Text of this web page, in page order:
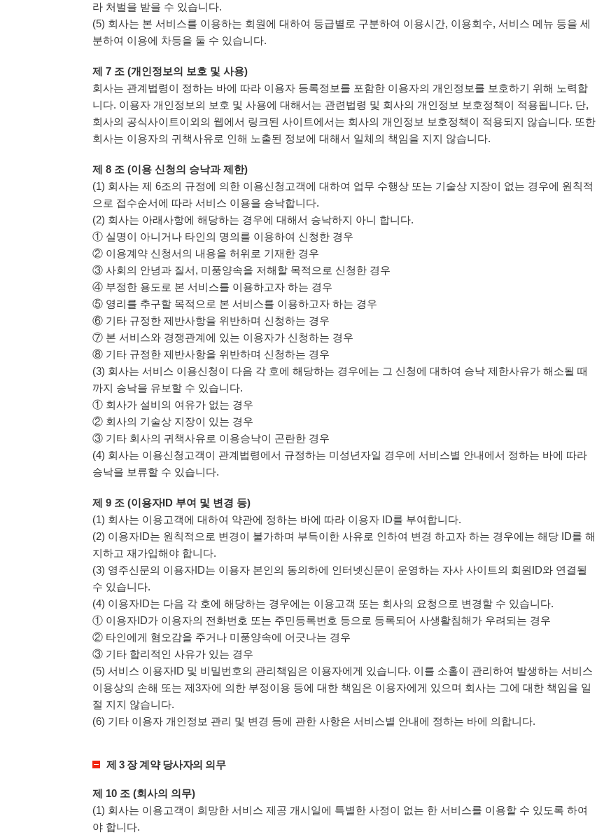
라 처벌을 받을 수 있습니다.
(5) 회사는 본 서비스를 이용하는 회원에 대하여 등급별로 구분하여 이용시간, 이용회수, 서비스 메뉴 등을 세
분하여 이용에 차등을 둘 수 있습니다.
제 7 조 (개인정보의 보호 및 사용)
회사는 관계법령이 정하는 바에 따라 이용자 등록정보를 포함한 이용자의 개인정보를 보호하기 위해 노력합
니다. 이용자 개인정보의 보호 및 사용에 대해서는 관련법령 및 회사의 개인정보 보호정책이 적용됩니다. 단,
회사의 공식사이트이외의 웹에서 링크된 사이트에서는 회사의 개인정보 보호정책이 적용되지 않습니다. 또한
회사는 이용자의 귀책사유로 인해 노출된 정보에 대해서 일체의 책임을 지지 않습니다.
제 8 조 (이용 신청의 승낙과 제한)
(1) 회사는 제 6조의 규정에 의한 이용신청고객에 대하여 업무 수행상 또는 기술상 지장이 없는 경우에 원칙적
으로 접수순서에 따라 서비스 이용을 승낙합니다.
(2) 회사는 아래사항에 해당하는 경우에 대해서 승낙하지 아니 합니다.
① 실명이 아니거나 타인의 명의를 이용하여 신청한 경우
② 이용계약 신청서의 내용을 허위로 기재한 경우
③ 사회의 안녕과 질서, 미풍양속을 저해할 목적으로 신청한 경우
④ 부정한 용도로 본 서비스를 이용하고자 하는 경우
⑤ 영리를 추구할 목적으로 본 서비스를 이용하고자 하는 경우
⑥ 기타 규정한 제반사항을 위반하며 신청하는 경우
⑦ 본 서비스와 경쟁관계에 있는 이용자가 신청하는 경우
⑧ 기타 규정한 제반사항을 위반하며 신청하는 경우
(3) 회사는 서비스 이용신청이 다음 각 호에 해당하는 경우에는 그 신청에 대하여 승낙 제한사유가 해소될 때
까지 승낙을 유보할 수 있습니다.
① 회사가 설비의 여유가 없는 경우
② 회사의 기술상 지장이 있는 경우
③ 기타 회사의 귀책사유로 이용승낙이 곤란한 경우
(4) 회사는 이용신청고객이 관계법령에서 규정하는 미성년자일 경우에 서비스별 안내에서 정하는 바에 따라
승낙을 보류할 수 있습니다.
제 9 조 (이용자ID 부여 및 변경 등)
(1) 회사는 이용고객에 대하여 약관에 정하는 바에 따라 이용자 ID를 부여합니다.
(2) 이용자ID는 원칙적으로 변경이 불가하며 부득이한 사유로 인하여 변경 하고자 하는 경우에는 해당 ID를 해
지하고 재가입해야 합니다.
(3) 영주신문의 이용자ID는 이용자 본인의 동의하에 인터넷신문이 운영하는 자사 사이트의 회원ID와 연결될
수 있습니다.
(4) 이용자ID는 다음 각 호에 해당하는 경우에는 이용고객 또는 회사의 요청으로 변경할 수 있습니다.
① 이용자ID가 이용자의 전화번호 또는 주민등록번호 등으로 등록되어 사생활침해가 우려되는 경우
② 타인에게 혐오감을 주거나 미풍양속에 어긋나는 경우
③ 기타 합리적인 사유가 있는 경우
(5) 서비스 이용자ID 및 비밀번호의 관리책임은 이용자에게 있습니다. 이를 소홀이 관리하여 발생하는 서비스
이용상의 손해 또는 제3자에 의한 부정이용 등에 대한 책임은 이용자에게 있으며 회사는 그에 대한 책임을 일
절 지지 않습니다.
(6) 기타 이용자 개인정보 관리 및 변경 등에 관한 사항은 서비스별 안내에 정하는 바에 의합니다.
제 3 장 계약 당사자의 의무
제 10 조 (회사의 의무)
(1) 회사는 이용고객이 희망한 서비스 제공 개시일에 특별한 사정이 없는 한 서비스를 이용할 수 있도록 하여
야 합니다.